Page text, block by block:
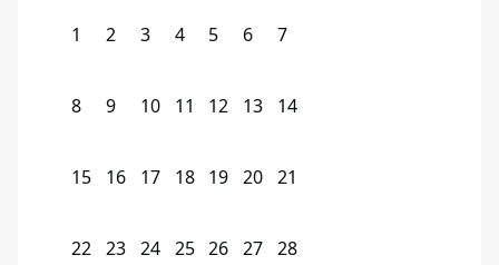
1 2 3 4 5 6 7
8 9 10 11 12 13 14
15 16 17 18 19 20 21
22 23 24 25 26 27 28